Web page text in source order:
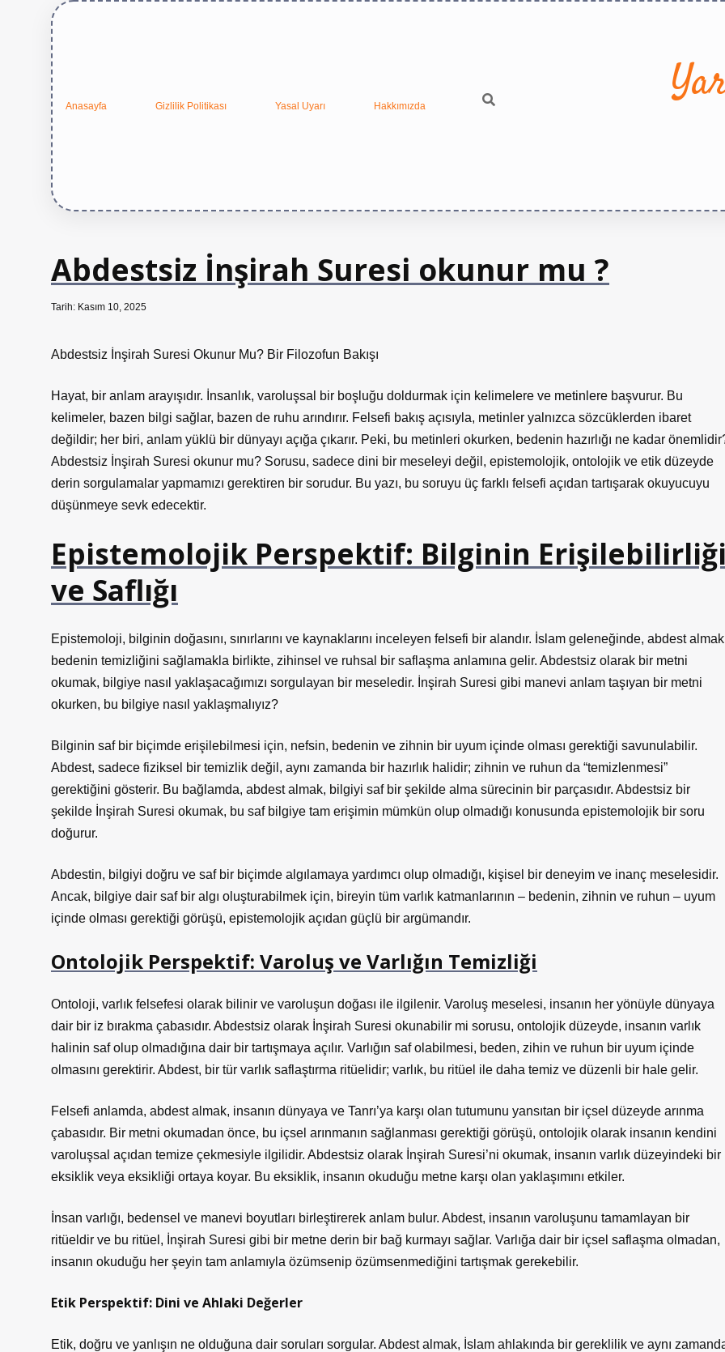
Anasayfa Gizlilik Politikası Yasal Uyarı Hakkımızda
Abdestsiz İnşirah Suresi okunur mu ?
Tarih: Kasım 10, 2025
Abdestsiz İnşirah Suresi Okunur Mu? Bir Filozofun Bakışı
Hayat, bir anlam arayışıdır. İnsanlık, varoluşsal bir boşluğu doldurmak için kelimelere ve metinlere başvurur. Bu
kelimeler, bazen bilgi sağlar, bazen de ruhu arındırır. Felsefi bakış açısıyla, metinler yalnızca sözcüklerden ibaret
değildir; her biri, anlam yüklü bir dünyayı açığa çıkarır. Peki, bu metinleri okurken, bedenin hazırlığı ne kadar
Abdestsiz İnşirah Suresi okunur mu? Sorusu, sadece dini bir meseleyi değil, epistemolojik, ontolojik ve etik düzeyde
derin sorgulamalar yapmamızı gerektiren bir sorudur. Bu yazı, bu soruyu üç farklı felsefi açıdan tartışarak okuyucuyu
düşünmeye sevk edecektir.
Epistemolojik Perspektif: Bilginin
ve Saflığı
Epistemoloji, bilginin doğasını, sınırlarını ve kaynaklarını inceleyen felsefi bir alandır. İslam geleneğinde, abdest
bedenin temizliğini sağlamakla birlikte, zihinsel ve ruhsal bir saflaşma anlamına gelir. Abdestsiz olarak bir metni
okumak, bilgiye nasıl yaklaşacağımızı sorgulayan bir meseledir. İnşirah Suresi gibi manevi anlam taşıyan bir metni
okurken, bu bilgiye nasıl yaklaşmalıyız?
Bilginin saf bir biçimde erişilebilmesi için, nefsin, bedenin ve zihnin bir uyum içinde olması gerektiği savunulabilir.
Abdest, sadece fiziksel bir temizlik değil, aynı zamanda bir hazırlık halidir; zihnin ve ruhun da “temizlenmesi”
gerektiğini gösterir. Bu bağlamda, abdest almak, bilgiyi saf bir şekilde alma sürecinin bir parçasıdır. Abdestsiz bir
şekilde İnşirah Suresi okumak, bu saf bilgiye tam erişimin mümkün olup olmadığı konusunda epistemolojik bir soru
doğurur.
Abdestin, bilgiyi doğru ve saf bir biçimde algılamaya yardımcı olup olmadığı, kişisel bir deneyim ve inanç meselesidir.
Ancak, bilgiye dair saf bir algı oluşturabilmek için, bireyin tüm varlık katmanlarının – bedenin, zihnin ve ruhun – uyum
içinde olması gerektiği görüşü, epistemolojik açıdan güçlü bir argümandır.
Ontolojik Perspektif: Varoluş ve Varlığın Temizliği
Ontoloji, varlık felsefesi olarak bilinir ve varoluşun doğası ile ilgilenir. Varoluş meselesi, insanın her yönüyle dünyaya
dair bir iz bırakma çabasıdır. Abdestsiz olarak İnşirah Suresi okunabilir mi sorusu, ontolojik düzeyde, insanın varlık
halinin saf olup olmadığına dair bir tartışmaya açılır. Varlığın saf olabilmesi, beden, zihin ve ruhun bir uyum içinde
olmasını gerektirir. Abdest, bir tür varlık saflaştırma ritüelidir; varlık, bu ritüel ile daha temiz ve düzenli bir hale gelir.
Felsefi anlamda, abdest almak, insanın dünyaya ve Tanrı’ya karşı olan tutumunu yansıtan bir içsel düzeyde arınma
çabasıdır. Bir metni okumadan önce, bu içsel arınmanın sağlanması gerektiği görüşü, ontolojik olarak insanın kendini
varoluşsal açıdan temize çekmesiyle ilgilidir. Abdestsiz olarak İnşirah Suresi’ni okumak, insanın varlık düzeyindeki bir
eksiklik veya eksikliği ortaya koyar. Bu eksiklik, insanın okuduğu metne karşı olan yaklaşımını etkiler.
İnsan varlığı, bedensel ve manevi boyutları birleştirerek anlam bulur. Abdest, insanın varoluşunu tamamlayan bir
ritüeldir ve bu ritüel, İnşirah Suresi gibi bir metne derin bir bağ kurmayı sağlar. Varlığa dair bir içsel saflaşma olmadan,
insanın okuduğu her şeyin tam anlamıyla özümsenip özümsenmediğini tartışmak gerekebilir.
Etik Perspektif: Dini ve Ahlaki Değerler
Etik, doğru ve yanlışın ne olduğuna dair soruları sorgular. Abdest almak, İslam ahlakında bir gereklilik ve aynı